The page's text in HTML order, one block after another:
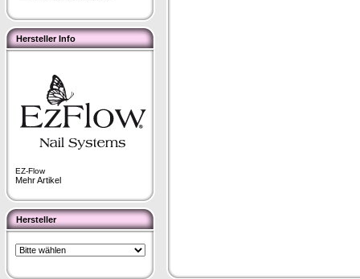
Hersteller Info
EZ-Flow
Mehr Artikel
Hersteller